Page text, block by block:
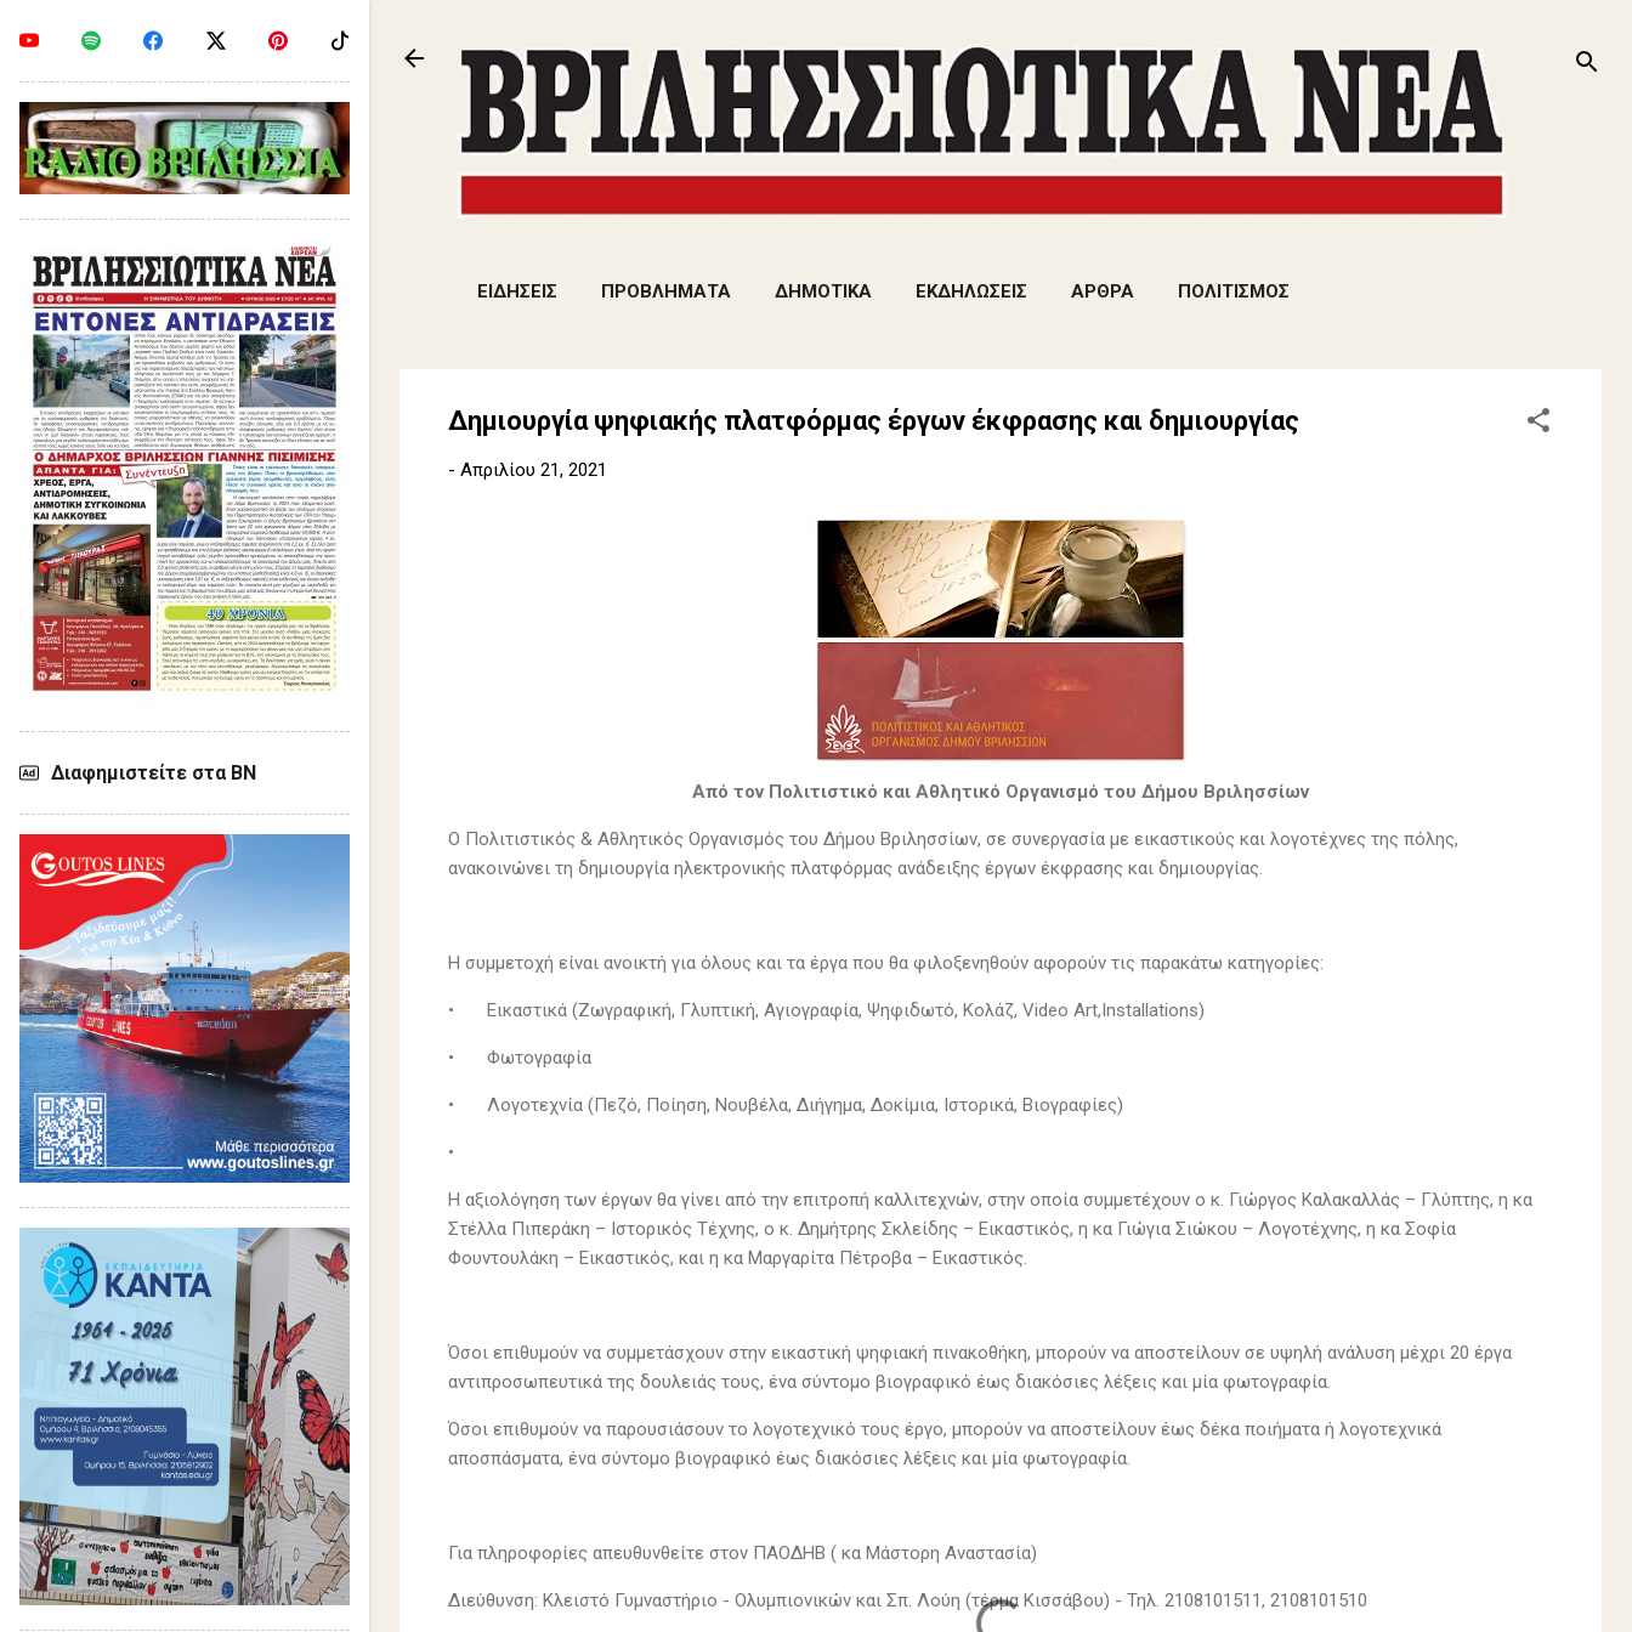
ΕΙΔΗΣΕΙΣ ΠΡΟΒΛΗΜΑΤΑ ΔΗΜΟΤΙΚΑ ΕΚΔΗΛΩΣΕΙΣ ΑΡΘΡΑ ΠΟΛΙΤΙΣΜΟΣ
Δημιουργία ψηφιακής πλατφόρμας έργων έκφρασης και δημιουργίας
- Απριλίου 21, 2021
Από τον Πολιτιστικό και Αθλητικό Οργανισμό του Δήμου Βριλησσίων
Ο Πολιτιστικός & Αθλητικός Οργανισμός του Δήμου Βριλησσίων, σε συνεργασία με εικαστικούς και λογοτέχνες της πόλης,
ανακοινώνει τη δημιουργία ηλεκτρονικής πλατφόρμας ανάδειξης έργων έκφρασης και δημιουργίας.
Η συμμετοχή είναι ανοικτή για όλους και τα έργα που θα φιλοξενηθούν αφορούν τις παρακάτω κατηγορίες:
• Εικαστικά (Ζωγραφική, Γλυπτική, Αγιογραφία, Ψηφιδωτό, Κολάζ, Video Art,Installations)
• Φωτογραφία
• Λογοτεχνία (Πεζό, Ποίηση, Νουβέλα, Διήγημα, Δοκίμια, Ιστορικά, Βιογραφίες)
•
Η αξιολόγηση των έργων θα γίνει από την επιτροπή καλλιτεχνών, στην οποία συμμετέχουν ο κ. Γιώργος Καλακαλλάς – Γλύπτης, η κα
Στέλλα Πιπεράκη – Ιστορικός Τέχνης, ο κ. Δημήτρης Σκλείδης – Εικαστικός, η κα Γιώγια Σιώκου – Λογοτέχνης, η κα Σοφία
Φουντουλάκη – Εικαστικός, και η κα Μαργαρίτα Πέτροβα – Εικαστικός.
Όσοι επιθυμούν να συμμετάσχουν στην εικαστική ψηφιακή πινακοθήκη, μπορούν να αποστείλουν σε υψηλή ανάλυση μέχρι 20 έργα
αντιπροσωπευτικά της δουλειάς τους, ένα σύντομο βιογραφικό έως διακόσιες λέξεις και μία φωτογραφία.
Όσοι επιθυμούν να παρουσιάσουν το λογοτεχνικό τους έργο, μπορούν να αποστείλουν έως δέκα ποιήματα ή λογοτεχνικά
αποσπάσματα, ένα σύντομο βιογραφικό έως διακόσιες λέξεις και μία φωτογραφία.
Για πληροφορίες απευθυνθείτε στον ΠΑΟΔΗΒ ( κα Μάστορη Αναστασία)
Διεύθυνση: Κλειστό Γυμναστήριο - Ολυμπιονικών και Σπ. Λούη (τέρμα Κισσάβου) - Τηλ. 2108101511, 2108101510
Διαφημιστείτε στα ΒΝ